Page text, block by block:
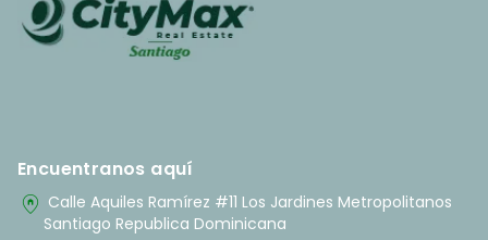
Encuentranos aquí
home_pin Calle Aquiles Ramírez #11 Los Jardines Metropolitanos
Santiago Republica Dominicana